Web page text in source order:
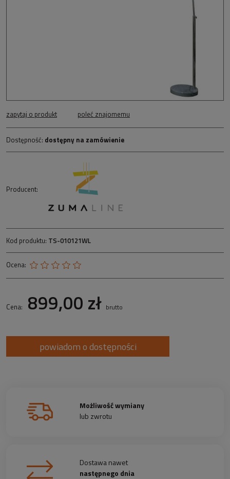
zapytaj o produkt poleć znajomemu
Dostępność: dostępny na zamówienie
Producent:
Kod produktu: TS-010121WL
Ocena:
Cena: 899,00 zł brutto
powiadom o dostępności
Możliwość wymiany
lub zwrotu
Dostawa nawet
następnego dnia